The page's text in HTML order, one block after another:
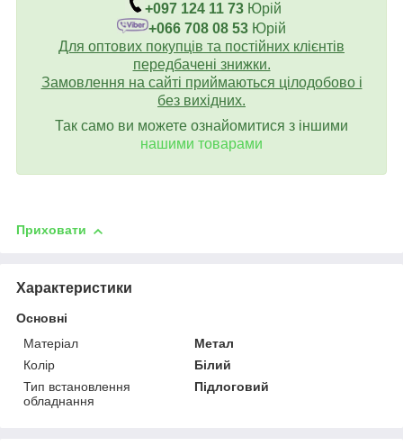
+097 124 11 73 Юрій
+066 708 08 53 Юрій
Для оптових покупців та постійних клієнтів
передбачені знижки.
Замовлення на сайті приймаються цілодобово і
без вихідних.
Так само ви можете ознайомитися з іншими
нашими товарами
Приховати
Характеристики
Основні
Матеріал
Метал
Колір
Білий
Тип встановлення
обладнання
Підлоговий